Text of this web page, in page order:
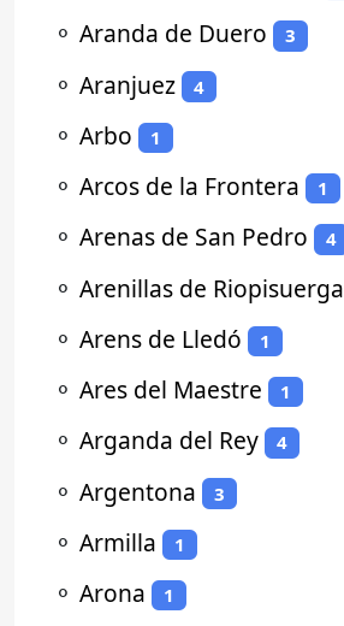
⚬ Aranda de Duero 3
⚬ Aranjuez 4
⚬ Arbo 1
⚬ Arcos de la Frontera 1
⚬ Arenas de San Pedro 4
⚬ Arenillas de Riopisuerga
⚬ Arens de Lledó 1
⚬ Ares del Maestre 1
⚬ Arganda del Rey 4
⚬ Argentona 3
⚬ Armilla 1
⚬ Arona 1